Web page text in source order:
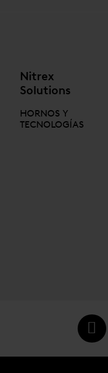
Nitrex
Solutions
HORNOS Y
TECNOLOGÍAS